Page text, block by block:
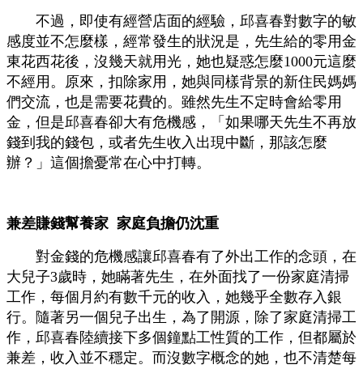
不過，即使有經營店面的經驗，邱喜春對數字的敏
感度並不怎麼樣，經常發生的狀況是，先生給的零用金
東花西花後，沒幾天就用光，她也疑惑怎麼1000元這麼
不經用。原來，扣除家用，她與同樣背景的新住民媽媽
們交流，也是需要花費的。雖然先生不定時會給零用
金，但是邱喜春卻大有危機感，「如果哪天先生不再放
錢到我的錢包，或者先生收入出現中斷，那該怎麼
辦？」這個擔憂常在心中打轉。
兼差賺錢幫養家 家庭負擔仍沈重
對金錢的危機感讓邱喜春有了外出工作的念頭，在
大兒子3歲時，她瞞著先生，在外面找了一份家庭清掃
工作，每個月約有數千元的收入，她幾乎全數存入銀
行。隨著另一個兒子出生，為了開源，除了家庭清掃工
作，邱喜春陸續接下多個鐘點工性質的工作，但都屬於
兼差，收入並不穩定。而沒數字概念的她，也不清楚每